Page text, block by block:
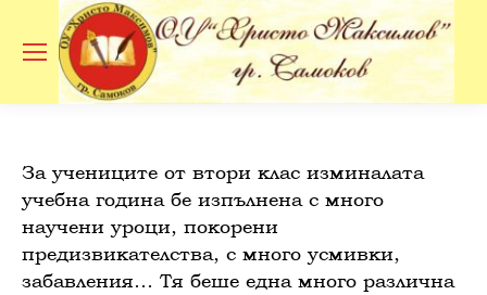
За учениците от втори клас изминалата
учебна година бе изпълнена с много
научени уроци, покорени
предизвикателства, с много усмивки,
забавления… Тя беше една много различна